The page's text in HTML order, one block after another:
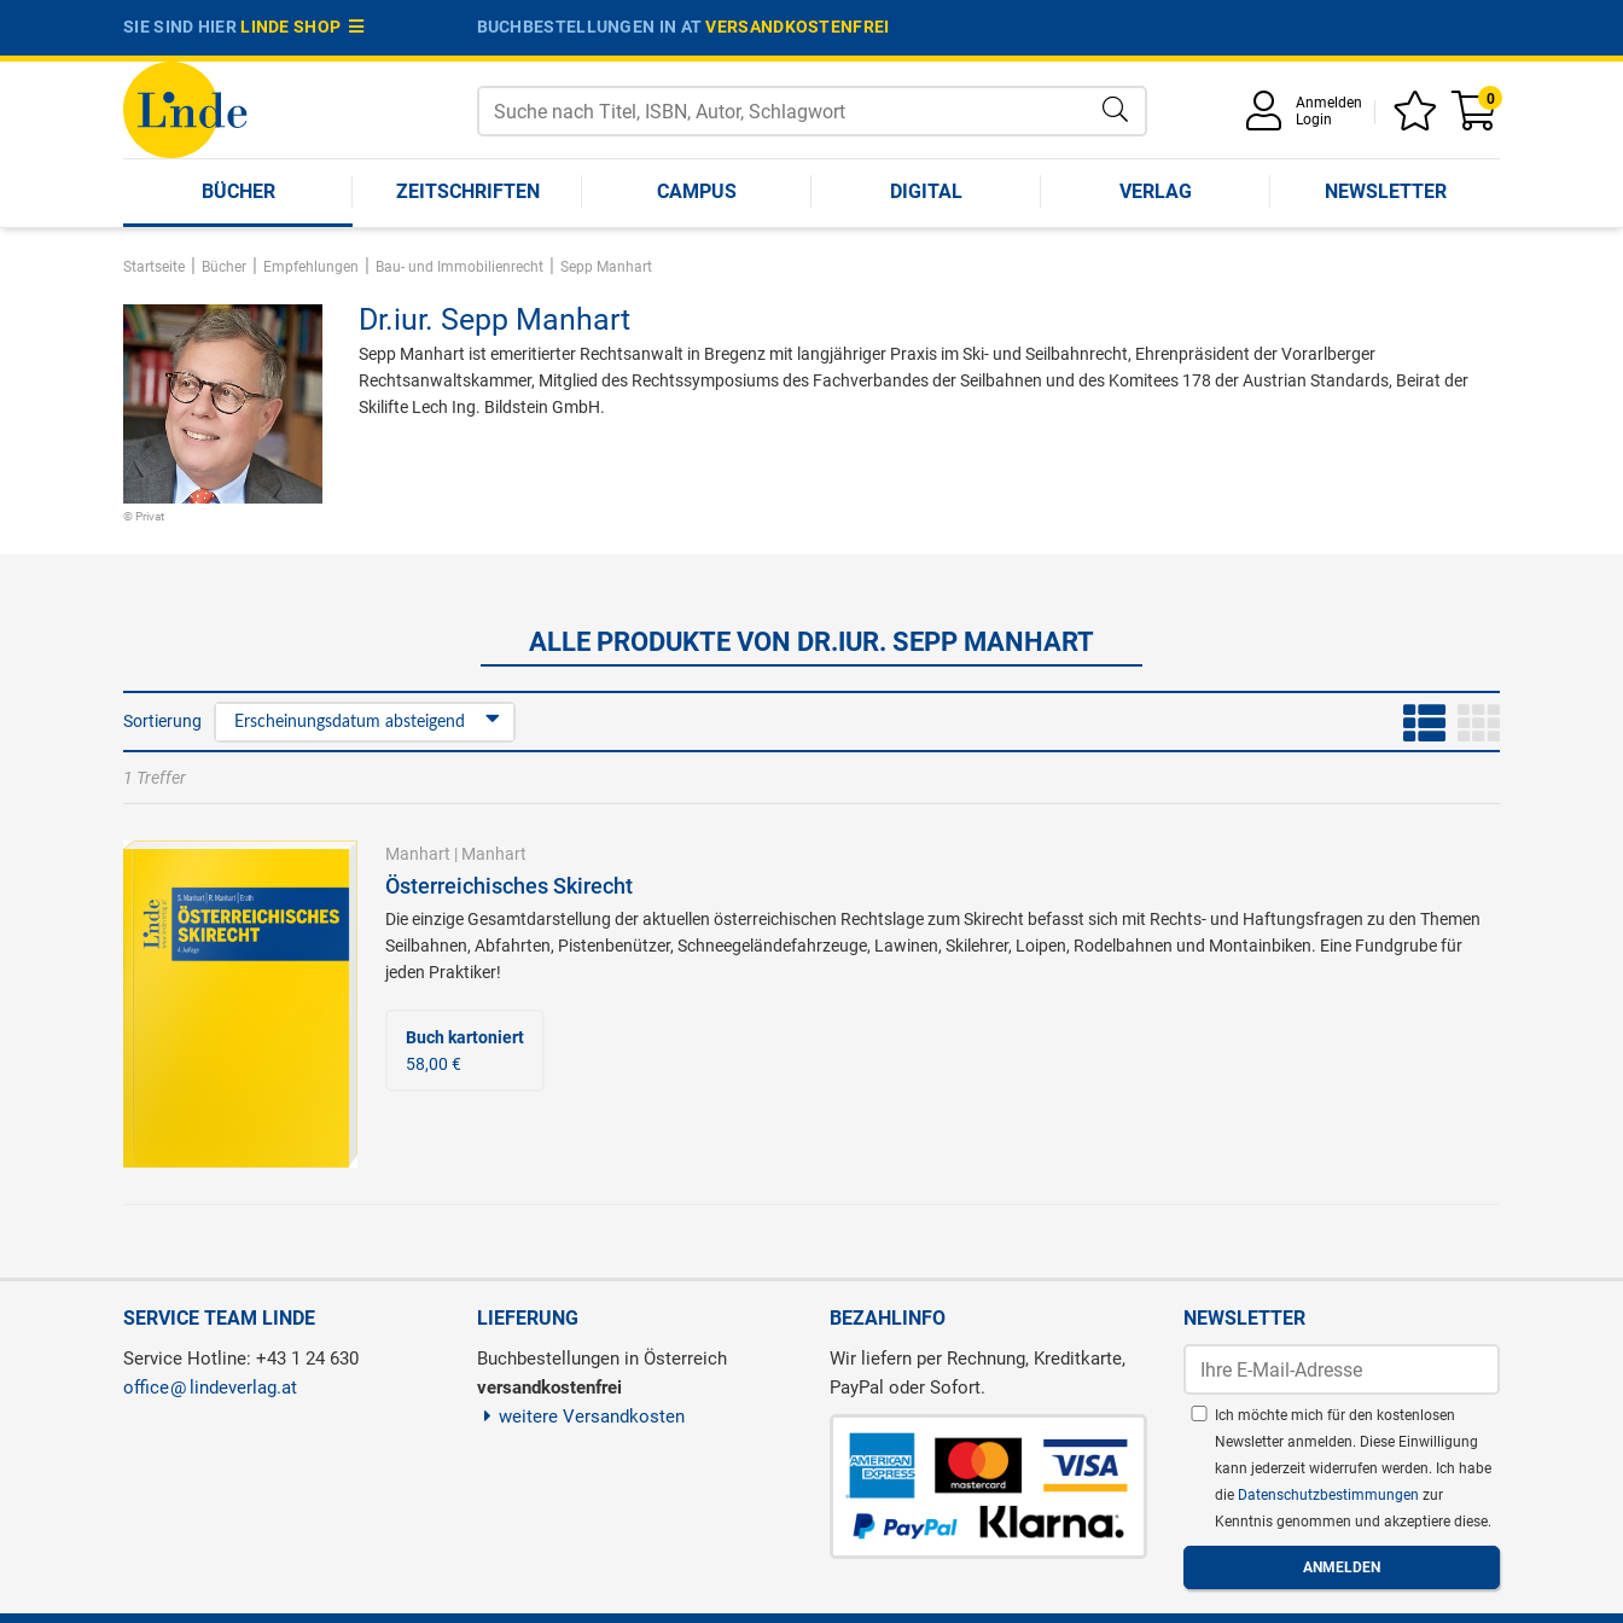
SIE SIND HIERLINDE SHOP BUCHBESTELLUNGEN IN ATVERSANDKOSTENFREI
Anmelden
Login
0
BÜCHER ZEITSCHRIFTEN CAMPUS DIGITAL VERLAG NEWSLETTER
Startseite | Bücher | Empfehlungen | Bau- und Immobilienrecht | Sepp Manhart
© Privat
Dr.iur. Sepp Manhart
Sepp Manhart ist emeritierter Rechtsanwalt in Bregenz mit langjähriger Praxis im Ski- und Seilbahnrecht, Ehrenpräsident der Vorarlberger
Rechtsanwaltskammer, Mitglied des Rechtssymposiums des Fachverbandes der Seilbahnen und des Komitees 178 der Austrian Standards, Beirat der
Skilifte Lech Ing. Bildstein GmbH.
ALLE PRODUKTE VON DR.IUR. SEPP MANHART
Sortierung Erscheinungsdatum absteigend
1 Treffer
Manhart | Manhart
Österreichisches Skirecht
Die einzige Gesamtdarstellung der aktuellen österreichischen Rechtslage zum Skirecht befasst sich mit Rechts- und Haftungsfragen zu den Themen
Seilbahnen, Abfahrten, Pistenbenützer, Schneegeländefahrzeuge, Lawinen, Skilehrer, Loipen, Rodelbahnen und Montainbiken. Eine Fundgrube für
jeden Praktiker!
Buch kartoniert
58,00 €
SERVICE TEAM LINDE
Service Hotline: +43 1 24 630
office
lindeverlag.at
LIEFERUNG
Buchbestellungen in Österreich
versandkostenfrei
weitere Versandkosten
BEZAHLINFO
Wir liefern per Rechnung, Kreditkarte,
PayPal oder Sofort.
NEWSLETTER
Ich möchte mich für den kostenlosen
Newsletter anmelden. Diese Einwilligung
kann jederzeit widerrufen werden. Ich habe
die Datenschutzbestimmungen zur
Kenntnis genommen und akzeptiere diese.